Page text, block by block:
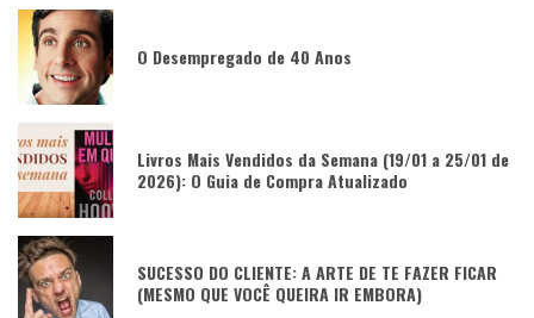
O Desempregado de 40 Anos
Livros Mais Vendidos da Semana (19/01 a 25/01 de
2026): O Guia de Compra Atualizado
SUCESSO DO CLIENTE: A ARTE DE TE FAZER FICAR
(MESMO QUE VOCÊ QUEIRA IR EMBORA)